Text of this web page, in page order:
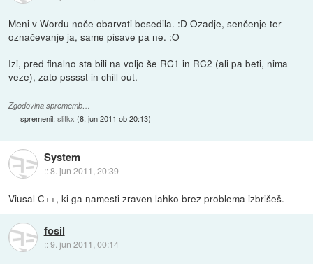
Meni v Wordu noče obarvati besedila. :D Ozadje, senčenje ter
označevanje ja, same pisave pa ne. :O
Izi, pred finalno sta bili na voljo še RC1 in RC2 (ali pa beti, nima
veze), zato psssst in chill out.
Zgodovina sprememb…
spremenil:slitkx (8. jun 2011 ob 20:13)
System
::8. jun 2011, 20:39
Viusal C++, ki ga namesti zraven lahko brez problema izbrišeš.
fosil
::9. jun 2011, 00:14